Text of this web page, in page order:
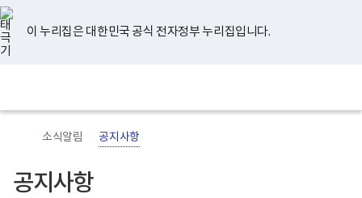
너
비
767px
이
하
이 누리집은 대한민국 공식 전자정부 누리집입니다.
지
검
메
홈
소식알림 공지사항
공지사항
유
튜
브
페
이
스
북
인
스
타
그
램
블
로
그